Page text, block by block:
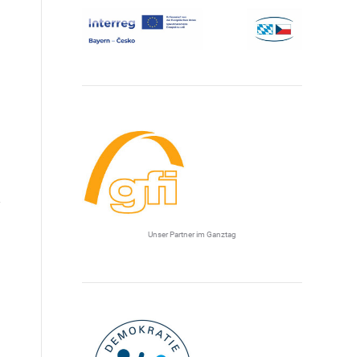
Unser Partner im Ganztag